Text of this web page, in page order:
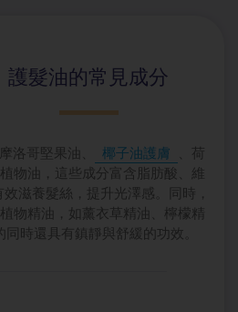
護髮油的常見成分
洛哥堅果油、 椰子油護膚
、荷
物油，這些成分富含脂肪酸、維
滋養髮絲，提升光澤感。同時，
物精油，如薰衣草精油、檸檬精
時還具有鎮靜與舒緩的功效。